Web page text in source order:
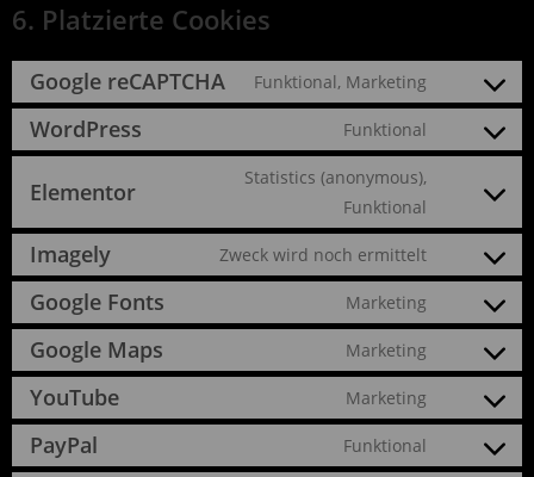
6. Platzierte Cookies
Google reCAPTCHA Funktional, Marketing
WordPress Funktional
Elementor
Statistics (anonymous),
Funktional
Imagely Zweck wird noch ermittelt
Google Fonts Marketing
Google Maps Marketing
YouTube Marketing
PayPal Funktional